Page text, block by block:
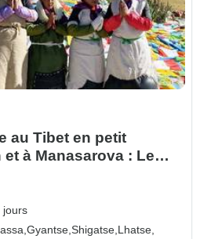
au Tibet en petit
à Manasarova : Le
et le plus grand
jours
Gyantse,Shigatse,Lhatse,